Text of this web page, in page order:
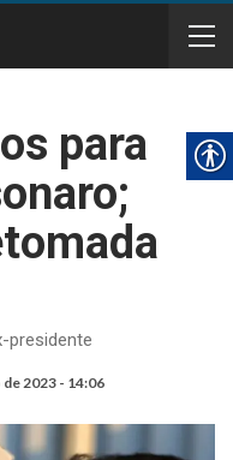
para
presidente
2023 - 14:06